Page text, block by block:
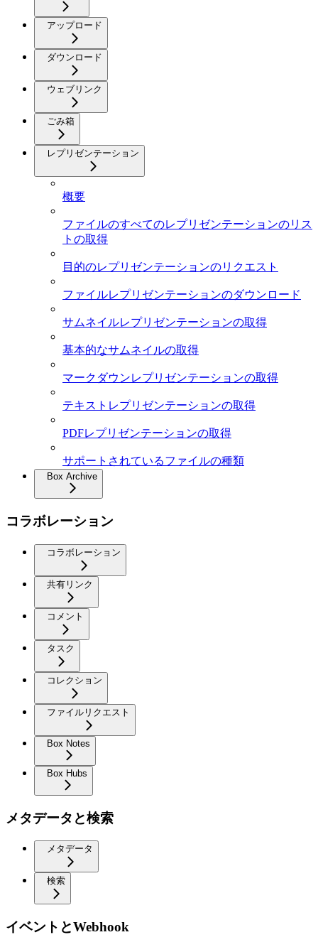
アップロード
ダウンロード
ウェブリンク
ごみ箱
レプリゼンテーション
概要
ファイルのすべてのレプリゼンテーションのリス
トの取得
目的のレプリゼンテーションのリクエスト
ファイルレプリゼンテーションのダウンロード
サムネイルレプリゼンテーションの取得
基本的なサムネイルの取得
マークダウンレプリゼンテーションの取得
テキストレプリゼンテーションの取得
PDFレプリゼンテーションの取得
サポートされているファイルの種類
Box Archive
コラボレーション
コラボレーション
共有リンク
コメント
タスク
コレクション
ファイルリクエスト
Box Notes
Box Hubs
メタデータと検索
メタデータ
検索
イベントとWebhook